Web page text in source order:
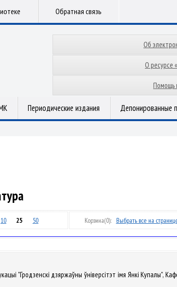
Обратная связь
Об
О ресурсе
Помощь
Периодические издания Депонированные
10 25 50 Корзина(0): Выбрать все на
"Гродзенскі дзяржаўны ўніверсітэт імя Янкі Купалы",